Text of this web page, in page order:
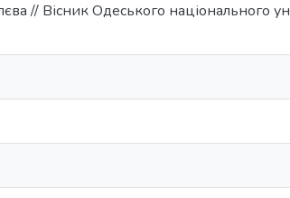
// Вісник Одеського національного